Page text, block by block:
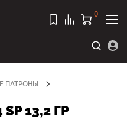
0
ПАТРОНЫ
13,2 ГР